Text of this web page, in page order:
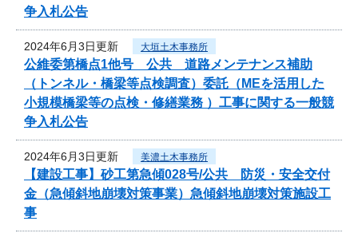
争入札公告
2024年6月3日更新 大垣土木事務所
公維委第橋点1他号 公共 道路メンテナンス補助
（トンネル・橋梁等点検調査）委託（MEを活用した
小規模橋梁等の点検・修繕業務 ）工事に関する一般競
争入札公告
2024年6月3日更新 美濃土木事務所
【建設工事】砂工第急傾028号/公共 防災・安全交付
金（急傾斜地崩壊対策事業）急傾斜地崩壊対策施設工
事